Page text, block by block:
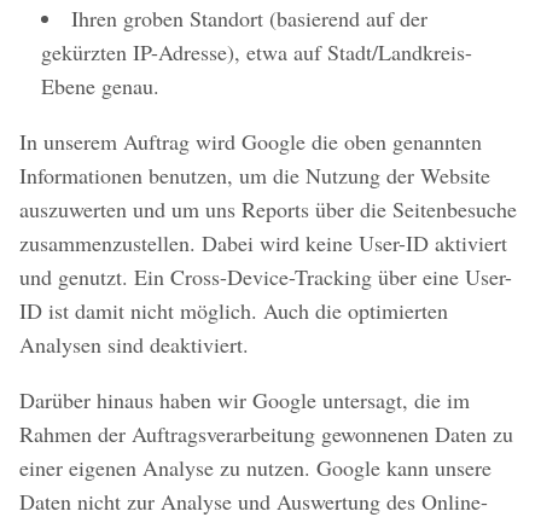
Ihren groben Standort (basierend auf der
gekürzten IP-Adresse), etwa auf Stadt/Landkreis-
Ebene genau.
In unserem Auftrag wird Google die oben genannten
Informationen benutzen, um die Nutzung der Website
auszuwerten und um uns Reports über die Seitenbesuche
zusammenzustellen. Dabei wird keine User-ID aktiviert
und genutzt. Ein Cross-Device-Tracking über eine User-
ID ist damit nicht möglich. Auch die optimierten
Analysen sind deaktiviert.
Darüber hinaus haben wir Google untersagt, die im
Rahmen der Auftragsverarbeitung gewonnenen Daten zu
einer eigenen Analyse zu nutzen. Google kann unsere
Daten nicht zur Analyse und Auswertung des Online-